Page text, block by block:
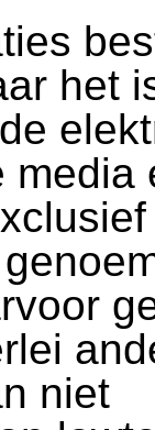
het
media
niet